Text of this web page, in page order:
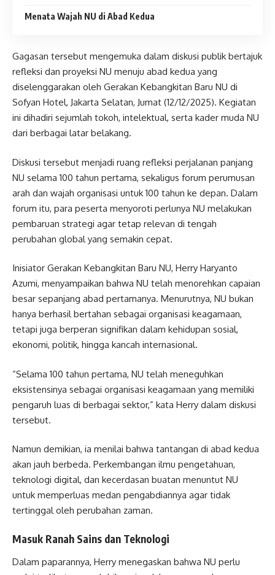
Menata Wajah NU di Abad Kedua
Gagasan tersebut mengemuka dalam diskusi publik bertajuk
refleksi dan proyeksi NU menuju abad kedua yang
diselenggarakan oleh Gerakan Kebangkitan Baru NU di
Sofyan Hotel, Jakarta Selatan, Jumat (12/12/2025). Kegiatan
ini dihadiri sejumlah tokoh, intelektual, serta kader muda NU
dari berbagai latar belakang.
Diskusi tersebut menjadi ruang refleksi perjalanan panjang
NU selama 100 tahun pertama, sekaligus forum perumusan
arah dan wajah organisasi untuk 100 tahun ke depan. Dalam
forum itu, para peserta menyoroti perlunya NU melakukan
pembaruan strategi agar tetap relevan di tengah
perubahan global yang semakin cepat.
Inisiator Gerakan Kebangkitan Baru NU, Herry Haryanto
Azumi, menyampaikan bahwa NU telah menorehkan capaian
besar sepanjang abad pertamanya. Menurutnya, NU bukan
hanya berhasil bertahan sebagai organisasi keagamaan,
tetapi juga berperan signifikan dalam kehidupan sosial,
ekonomi, politik, hingga kancah internasional.
“Selama 100 tahun pertama, NU telah meneguhkan
eksistensinya sebagai organisasi keagamaan yang memiliki
pengaruh luas di berbagai sektor,” kata Herry dalam diskusi
tersebut.
Namun demikian, ia menilai bahwa tantangan di abad kedua
akan jauh berbeda. Perkembangan ilmu pengetahuan,
teknologi digital, dan kecerdasan buatan menuntut NU
untuk memperluas medan pengabdiannya agar tidak
tertinggal oleh perubahan zaman.
Masuk Ranah Sains dan Teknologi
Dalam paparannya, Herry menegaskan bahwa NU perlu